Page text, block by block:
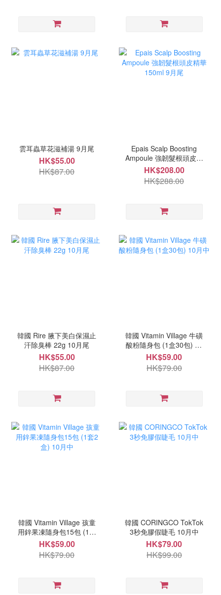
雲耳蟲草花滋補湯 9月尾
HK$55.00
HK$87.00
Epais Scalp Boosting
Ampoule 強韌髮根頭皮精
華 150ml 9月尾
HK$208.00
HK$288.00
韓國 Rire 腋下美白保濕止
汗除臭棒 22g 10月尾
HK$55.00
HK$87.00
韓國 Vitamin Village 牛磺
酸粉隨身包 (1盒30包) 10
月中
HK$59.00
HK$79.00
韓國 Vitamin Village 孩童
用鋅果凍隨身包15包 (1套
2盒) 10月中
HK$59.00
HK$79.00
韓國 CORINGCO TokTok
3秒免膠假睫毛 10月中
HK$79.00
HK$99.00